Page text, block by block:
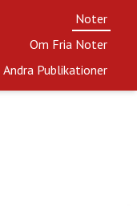
Noter
Om Fria Noter
Andra Publikationer